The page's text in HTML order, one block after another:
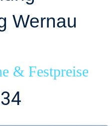
Wernau
& Festpreise